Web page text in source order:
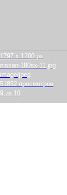
1797 x 1200 px
nissan-180sx-11.jpg
image/jpeg
51852 просмотров
9 из 10